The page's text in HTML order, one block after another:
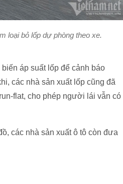
loại bỏ lốp dự phòng theo xe.
áp suất lốp để cảnh báo
các nhà sản xuất lốp cũng đã
flat, cho phép người lái vẫn có
các nhà sản xuất ô tô còn đưa